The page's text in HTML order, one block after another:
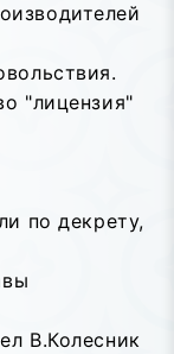
"лицензия"
по декрету,
В.Колесник